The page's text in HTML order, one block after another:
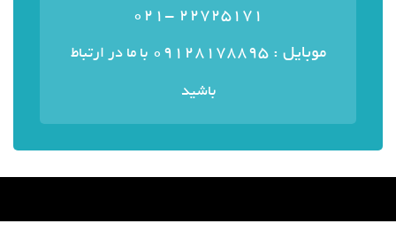
22725171 -021
موبایل : ۰۹۱۲۸۱۷۸۸۹۵
با ما در ارتباط
باشید